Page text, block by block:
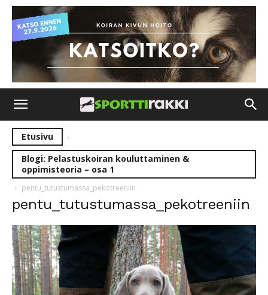
Etusivu
Blogi: Pelastuskoiran kouluttaminen &
oppimisteoria – osa 1
pentu_tutustumassa_pekotreeniin
pentu_tutustumassa_pekotreeniin